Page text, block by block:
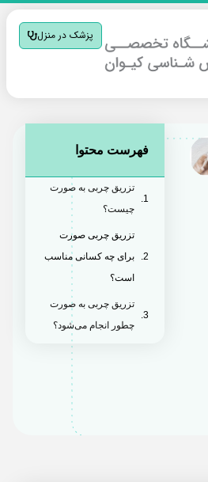
پزشک در منزل
فهرست محتوا
تزریق چربی به صورت
چیست؟
تزریق چربی صورت
برای چه کسانی مناسب
تزریق چربی به صورت
چطور انجام می‌شود؟
چه مزایا و معایبی دارد؟